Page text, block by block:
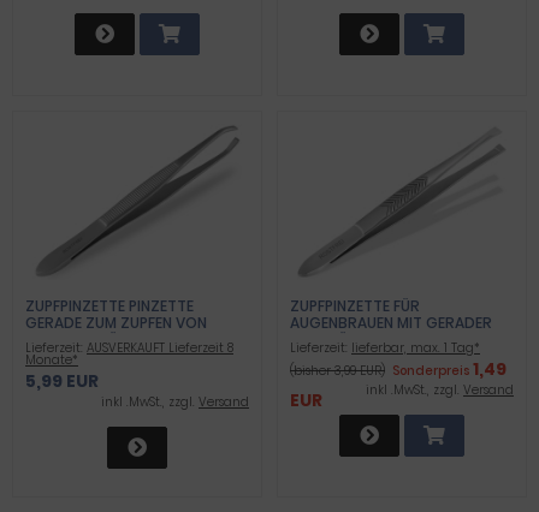
USSNÄGEL 10CM - SEHR STABIL
ZUPFPINZETTE PINZETTE
GERADE ZUM ZUPFEN VON
KLEINSTEN HÄRCHEN 9 CM
Lieferzeit: AUSVERKAUFT Lieferzeit 8
Monate*
5,99 EUR
inkl .MwSt., zzgl. Versand
ZUPFPINZETTE FÜR
AUGENBRAUEN MIT GERADER
ZUPFFLÄCHE 8,8 CM
Lieferzeit: lieferbar, max. 1 Tag*
(bisher 3,99 EUR) Sonderpreis 1,49
EUR
inkl .MwSt., zzgl. Versand